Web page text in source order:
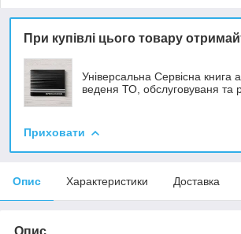
При купівлі цього товару
Універсальна Сервісна книга
веденя ТО, обслуговуваня та
Приховати
Опис Характеристики Доставка
Опис